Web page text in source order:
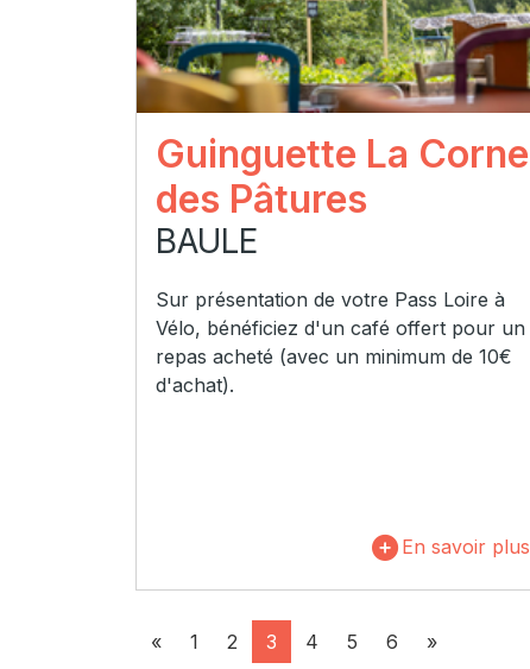
Guinguette La Corne
des Pâtures
BAULE
Sur présentation de votre Pass Loire à
Vélo, bénéficiez d'un café offert pour un
repas acheté (avec un minimum de 10€
d'achat).
En savoir plus
« 1 2 3 4 5 6 »